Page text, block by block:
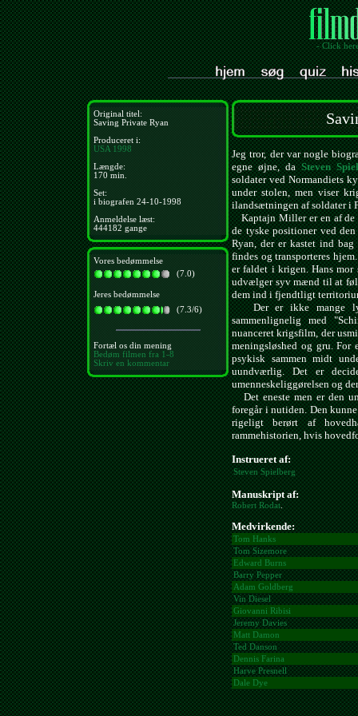
- Click
Original titel:
Saving Private Ryan
Produceret i:
USA 1998
Længde:
170 min.
Set:
i biografen 24-10-1998
Anmeldelse læst:
444182 gange
Vores bedømmelse
(7.0)
Jeres bedømmelse
(7.3/6)
Fortæl os din mening
Bedøm filmen fra 1-8
Skriv en kommentar
Jeg tror, der var nogle
egne øjne, daSteven
soldater ved Normandiets
under stolen, men viser
ilandsætningen af soldater i
Kaptajn Miller er en af de
de tyske positioner ved
Ryan, der er kastet ind
findes og transporteres
er faldet i krigen. Hans mor
udvælger syv mænd til at
dem ind i fjendtligt
Der er ikke mange
sammenlignelig med
nuanceret krigsfilm, der
meningsløshed og gru. For
psykisk sammen midt
uundværlig. Det er
umenneskeliggørelsen og
Det eneste men er den
foregår i nutiden. Den
rigeligt berørt af
rammehistorien, hvis
Instrueret af:
Steven Spielberg
Manuskript af:
Robert Rodat.
Medvirkende:
Tom Hanks
Tom Sizemore
Edward Burns
Barry Pepper
Adam Goldberg
Vin Diesel
Giovanni Ribisi
Jeremy Davies
Matt Damon
Ted Danson
Dennis Farina
Harve Presnell
Dale Dye